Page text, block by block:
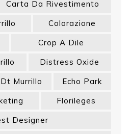
Carta Da Rivestimento
Colorazione
Crop A Dile
Distress Oxide
Dt Murrillo
Echo Park
Florileges
Designer